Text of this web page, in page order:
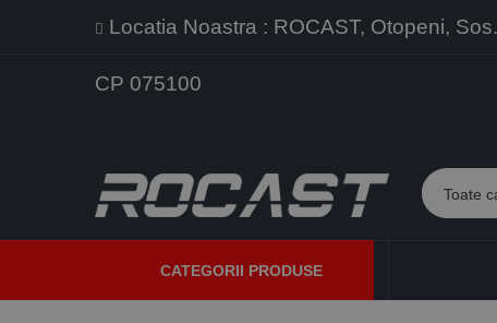
Locatia Noastra : ROCAST, Otopeni,
CP 075100
CATEGORII PRODUSE